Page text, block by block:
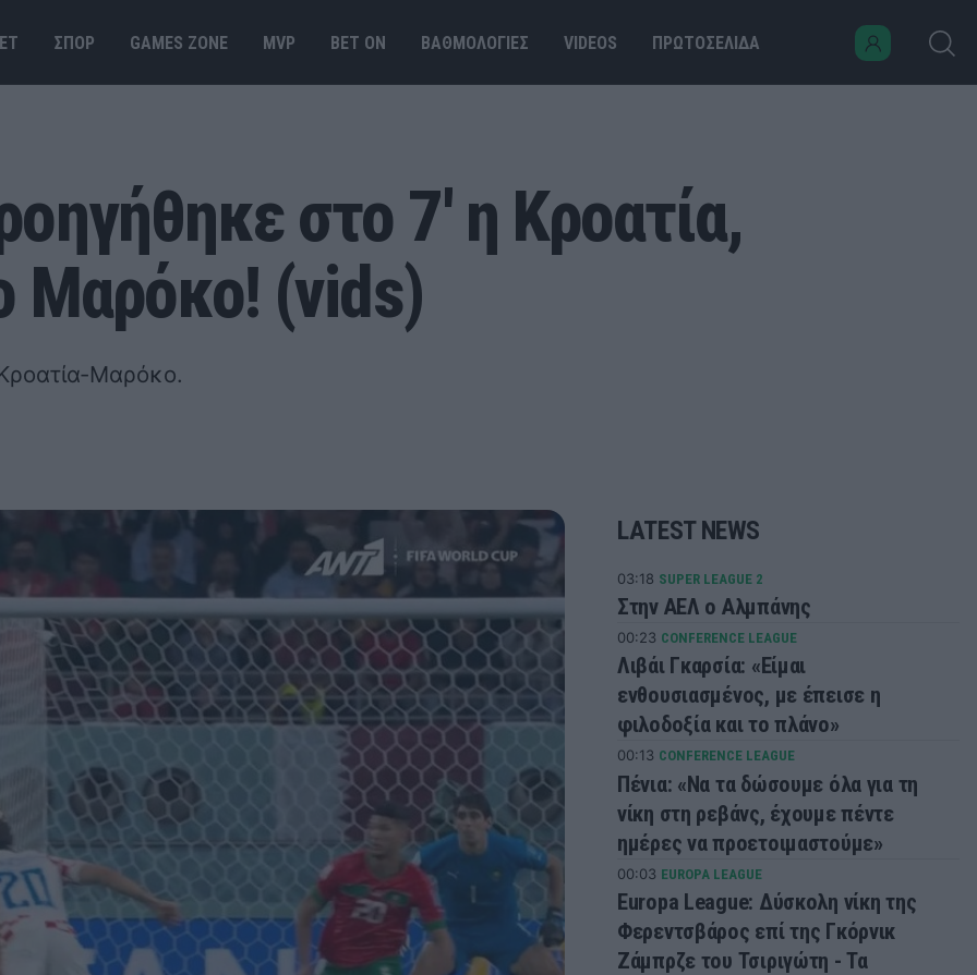
ΣΠΟΡ GAMES ΖΟΝΕ MVP BET ΟΝ ΒΑΘΜΟΛΟΓΙΕΣ VIDEOS ΠΡΩΤΟΣΕΛΙΔΑ
στο 7' η Κροατία,
Μαρόκο! (vids)
Μαρόκο.
LATEST NEWS
03:18 SUPER LEAGUE 2
Στην ΑΕΛ ο Αλμπάνης
00:23 CONFERENCE LEAGUE
Λιβάι Γκαρσία: «Είμαι
ενθουσιασμένος, με έπεισε η
φιλοδοξία και το πλάνο»
00:13 CONFERENCE LEAGUE
Πένια: «Να τα δώσουμε όλα για τη
νίκη στη ρεβάνς, έχουμε πέντε
ημέρες να προετοιμαστούμε»
00:03 EUROPA LEAGUE
Europa League: Δύσκολη νίκη της
Φερεντσβάρος επί της Γκόρνικ
Ζάμπρζε του Τσιριγώτη - Τα